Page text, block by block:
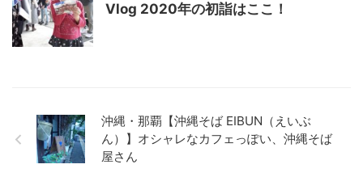
Vlog 2020年の初詣はここ！
沖縄・那覇【沖縄そば EIBUN（えいぶ
ん）】オシャレなカフェっぽい、沖縄そば
屋さん